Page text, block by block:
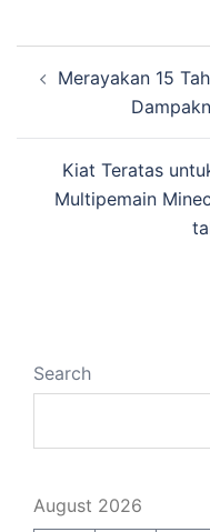
navigation
Merayakan 15
Kiat Teratas
Multipemain
Search
August 2026